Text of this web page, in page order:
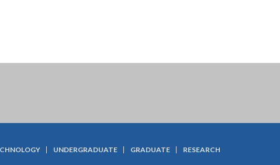
UNDERGRADUATE GRADUATE RESEARCH